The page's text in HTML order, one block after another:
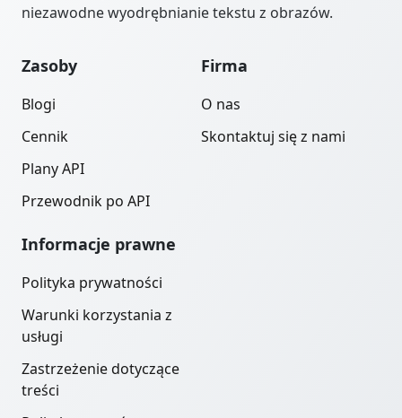
niezawodne wyodrębnianie tekstu z obrazów.
Zasoby
Blogi
Cennik
Plany API
Przewodnik po API
Firma
O nas
Skontaktuj się z nami
Informacje prawne
Polityka prywatności
Warunki korzystania z
usługi
Zastrzeżenie dotyczące
treści